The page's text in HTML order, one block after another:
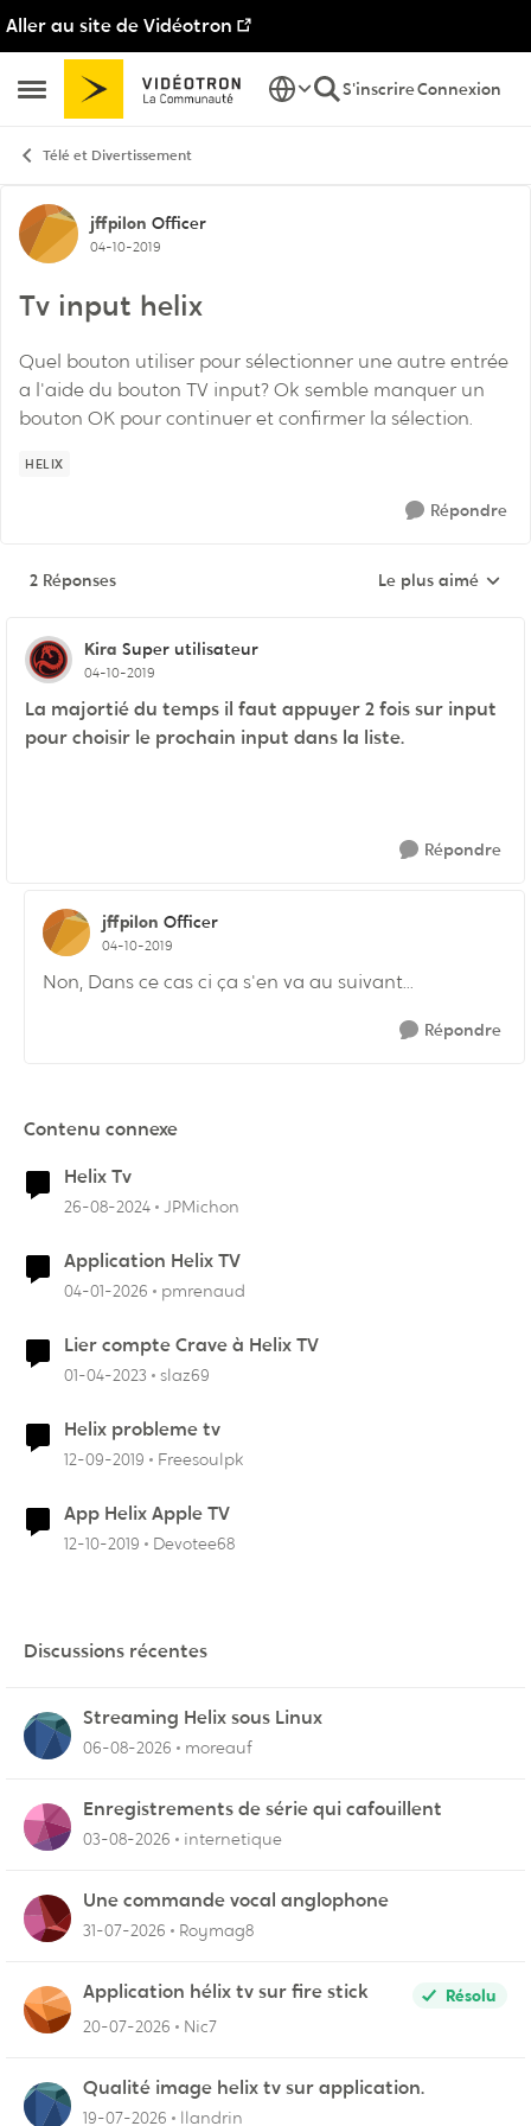
Aller au site de Vidéotron
Ouvrir Menu Latéral
Passer au contenu
S'inscrireConnexion
Télé et Divertissement
Discussion de forum
jffpilon Officer
04-10-2019
Tv input helix
Quel bouton utiliser pour sélectionner une autre entrée
a l'aide du bouton TV input? Ok semble manquer un
bouton OK pour continuer et confirmer la sélection.
HELIX
Répondre
2 Réponses Réponses triées
Le plus aimé
Kira Super utilisateur
04-10-2019
La majortié du temps il faut appuyer 2 fois sur input
pour choisir le prochain input dans la liste.
Répondre
jffpilon Officer
04-10-2019
Non, Dans ce cas ci ça s'en va au suivant...
Répondre
Contenu connexe
Helix Tv
26-08-2024 JPMichon
Application Helix TV
04-01-2026 pmrenaud
Lier compte Crave à Helix TV
01-04-2023 slaz69
Helix probleme tv
12-09-2019 Freesoulpk
App Helix Apple TV
12-10-2019 Devotee68
Discussions récentes
Streaming Helix sous Linux
06-08-2026 moreauf
Enregistrements de série qui cafouillent
03-08-2026 internetique
Une commande vocal anglophone
31-07-2026 Roymag8
Application hélix tv sur fire stick
Résolu
20-07-2026
Nic7
Qualité image helix tv sur application.
19-07-2026 llandrin